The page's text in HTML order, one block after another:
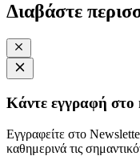
Διαβάστε
Κάντε εγγραφή
Εγγραφείτε στο
καθημερινά τις